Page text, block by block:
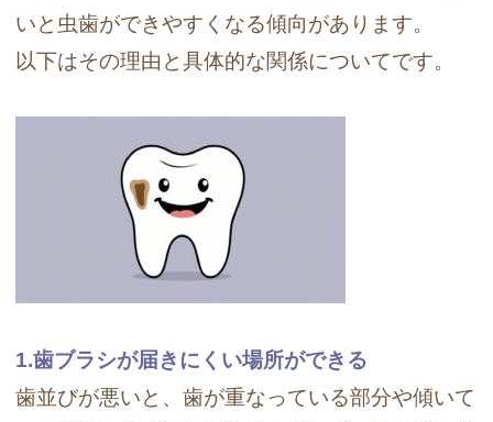
いと虫歯ができやすくなる傾向があります。
以下はその理由と具体的な関係についてです。
1.歯ブラシが届きにくい場所ができる
歯並びが悪いと、歯が重なっている部分や傾いて